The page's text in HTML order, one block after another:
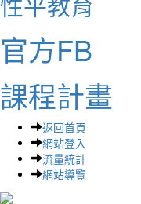
官方FB
課程計畫
返回首頁
網站登入
流量統計
網站導覽